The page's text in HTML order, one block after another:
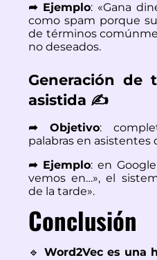
➦ Ejemplo: «Gana
como spam porque
de términos
no deseados.
Generación de
asistida ✍️
➦ Objetivo:
palabras en asistentes
➦ Ejemplo: en
vemos en…», el
de la tarde».
Conclusión
🔹 Word2Vec es una